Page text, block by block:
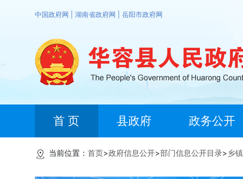
中国政府网 湖南省政府网 岳阳市政府网
首 页 县政府 政务公开
当前位置： 首页>政府信息公开>部门信息公开目录> 乡镇